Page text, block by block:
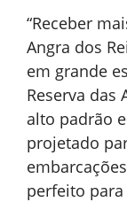
“Receber
Angra dos
em grande
Reserva das
alto padrão
projetado
perfeito